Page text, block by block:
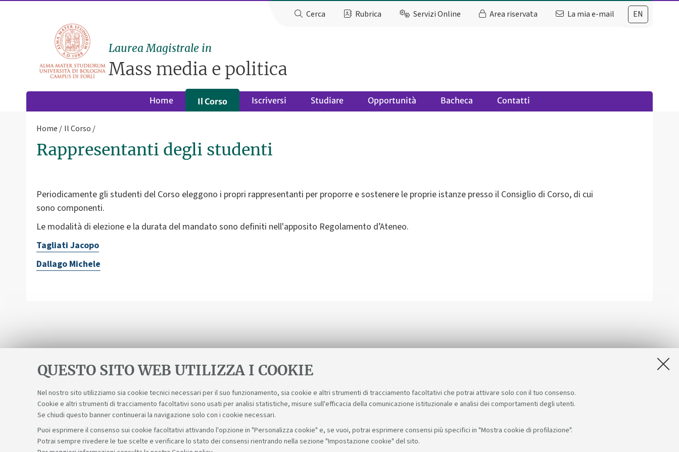
QUESTO SITO WEB UTILIZZA I COOKIE
Nel nostro sito utilizziamo sia cookie tecnici necessari per il suo funzionamento, sia cookie e altri strumenti di tracciamento facoltativi che potrai attivare solo con il tuo consenso.
Cookie e altri strumenti di tracciamento facoltativi sono usati per analisi statistiche, misure sull'efficacia della comunicazione istituzionale e analisi dei comportamenti degli utenti.
Se chiudi questo banner continuerai la navigazione solo con i cookie necessari.
Puoi esprimere il consenso sui cookie facoltativi attivando l'opzione in "Personalizza cookie" e, se vuoi, potrai esprimere consensi più specifici in "Mostra cookie di profilazione".
Potrai sempre rivedere le tue scelte e verificare lo stato dei consensi rientrando nella sezione "Impostazione cookie" del sito.
EN
Cerca Rubrica Servizi Online Area riservata La mia e-mail
Laurea Magistrale in
Mass media e politica
Home Il Corso Iscriversi Studiare Opportunità Bacheca Contatti
Home Il Corso
Rappresentanti degli studenti
Periodicamente gli studenti del Corso eleggono i propri rappresentanti per proporre e sostenere le proprie istanze presso il Consiglio di Corso, di cui
sono componenti.
Le modalità di elezione e la durata del mandato sono definiti nell'apposito Regolamento d’Ateneo.
Tagliati Jacopo
Dallago Michele